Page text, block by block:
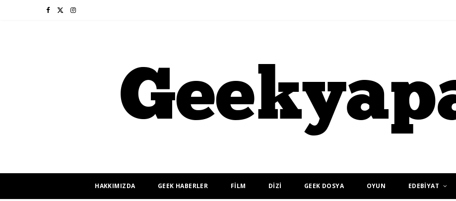
F I
HAKKIMIZDA GEEK HABERLER FİLM DİZİ GEEK DOSYA OYUN EDEBİYAT